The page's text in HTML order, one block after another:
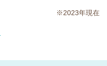
※2023年現在